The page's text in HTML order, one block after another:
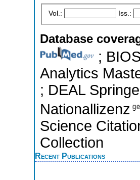
Vol.: Iss.:
Database
;
Analytics
; DEAL
Nationallizenz
Science
Collection
Recent Publications